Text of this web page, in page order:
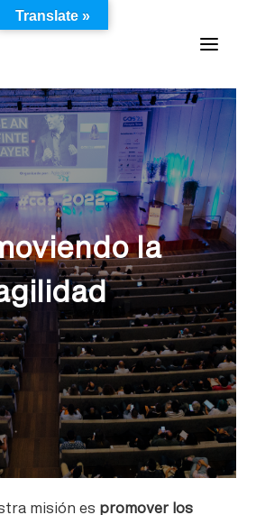
la
misión es promover los
Translate »